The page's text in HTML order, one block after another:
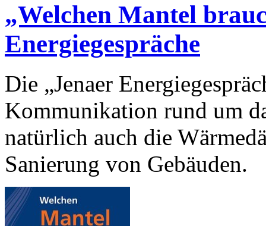
„Welchen Mantel
Energiegespräche
Die „Jenaer
Kommunikation rund um
natürlich auch die
Sanierung von Gebäuden.